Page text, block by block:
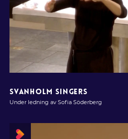
SVANHOLM SINGERS
Under ledning av Sofia Söderberg